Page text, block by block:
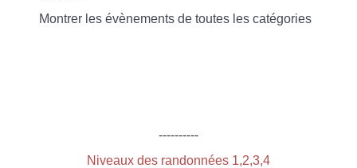
Montrer les évènements de toutes les catégories
----------
Niveaux des randonnées 1,2,3,4